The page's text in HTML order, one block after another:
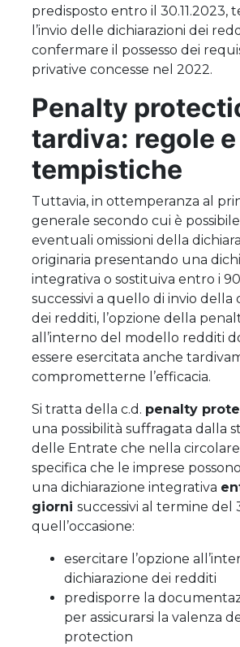
predisposto entro il 30.11.2023,
l’invio delle dichiarazioni dei
confermare il possesso dei
privative concesse nel 2022.
Penalty
tardiva: regole e
tempistiche
Tuttavia, in ottemperanza al
generale secondo cui è
eventuali omissioni della
originaria presentando una
integrativa o sostituiva entro i
successivi a quello di invio della
dei redditi, l’opzione della
all’interno del modello redditi
essere esercitata anche
comprometterne l’efficacia.
Si tratta della c.d. penalty
una possibilità suffragata dalla
delle Entrate che nella
specifica che le imprese
una dichiarazione integrativa
giorni successivi al termine del
quell’occasione:
esercitare l’opzione
dichiarazione dei redditi
predisporre la
per assicurarsi la valenza
protection